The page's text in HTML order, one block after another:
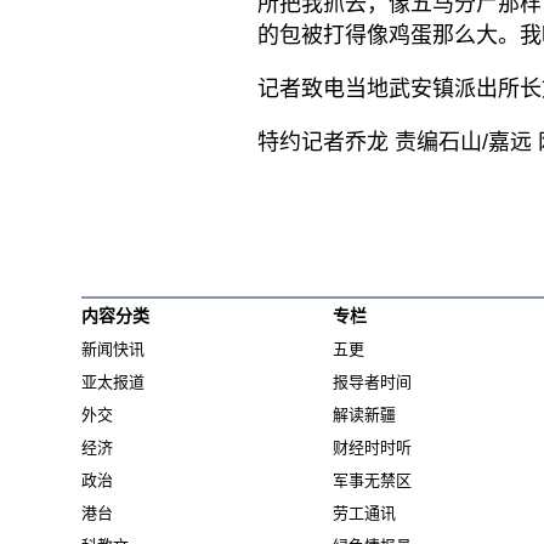
的包被打得像鸡蛋那么大。
记者致电当地武安镇派出所
特约记者乔龙 责编石山/嘉远
内容分类
新闻快讯
亚太报道
外交
经济
政治
港台
专栏
五更
报导者时间
解读新疆
财经时时听
军事无禁区
劳工通讯